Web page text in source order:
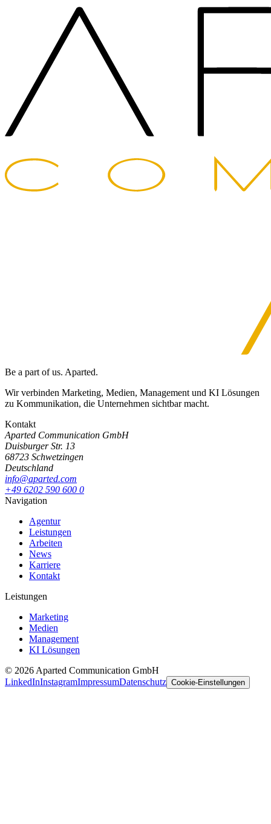
Be a part of us. Aparted.
Wir verbinden Marketing, Medien, Management und KI Lösungen
zu Kommunikation, die Unternehmen sichtbar macht.
Kontakt
Aparted Communication GmbH
Duisburger Str. 13
68723 Schwetzingen
Deutschland
info@aparted.com
+49 6202 590 600 0
Navigation
Agentur
Leistungen
Arbeiten
News
Karriere
Kontakt
Leistungen
Marketing
Medien
Management
KI Lösungen
© 2026 Aparted Communication GmbH
LinkedInInstagramImpressumDatenschutz Cookie-Einstellungen